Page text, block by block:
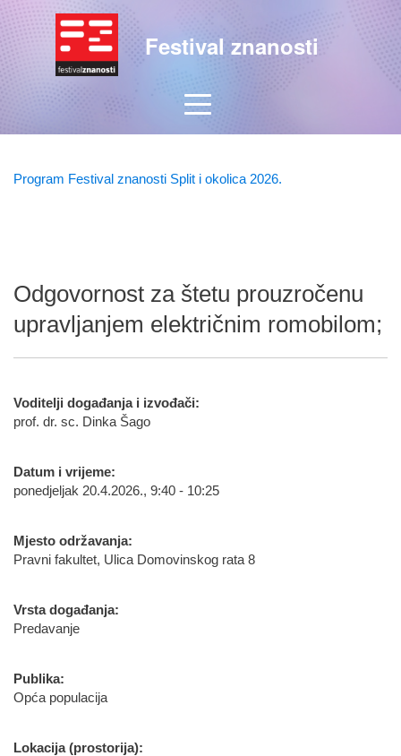
Festival znanosti
Program Festival znanosti Split i okolica 2026.
Odgovornost za štetu prouzročenu
upravljanjem električnim romobilom;
Voditelji događanja i izvođači:
prof. dr. sc. Dinka Šago
Datum i vrijeme:
ponedjeljak 20.4.2026., 9:40 - 10:25
Mjesto održavanja:
Pravni fakultet, Ulica Domovinskog rata 8
Vrsta događanja:
Predavanje
Publika:
Opća populacija
Lokacija (prostorija):